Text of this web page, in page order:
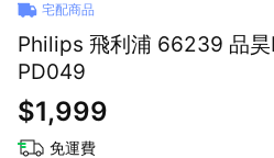
宅配商品
Philips 飛利浦 66239 品昊
PD049
$1,999
免運費